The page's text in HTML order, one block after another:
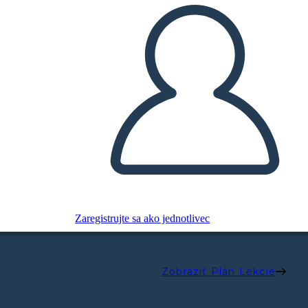
Zaregistrujte sa ako jednotlivec
Zobraziť Plán Lekcie